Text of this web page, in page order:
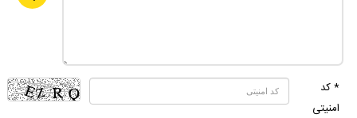
* کد
امنیتی